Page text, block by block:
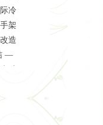
—
心
司
监
进
—
昆